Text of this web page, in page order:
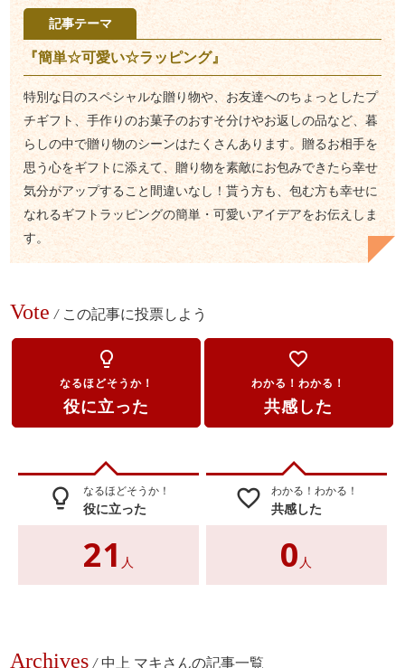
記事テーマ
『簡単☆可愛い☆ラッピング』
特別な日のスペシャルな贈り物や、お友達へのちょっとしたプ
チギフト、手作りのお菓子のおすそ分けやお返しの品など、暮
らしの中で贈り物のシーンはたくさんあります。贈るお相手を
思う心をギフトに添えて、贈り物を素敵にお包みできたら幸せ
気分がアップすること間違いなし！貰う方も、包む方も幸せに
なれるギフトラッピングの簡単・可愛いアイデアをお伝えしま
す。
Vote / この記事に投票しよう
lightbulb_outline
なるほどそうか！
役に立った
favorite_border
わかる！わかる！
共感した
lightbulb_outline なるほどそうか！
役に立った
21 人
favorite_border わかる！わかる！
共感した
0 人
Archives / 中上 マキさんの記事一覧